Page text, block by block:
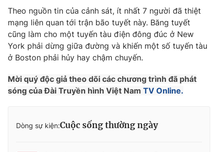
Hậu trường
Nhân vật
Khán giả
Điện ảnh
Âm nhạc
Sao
Đời sống
Du lịch
Chất lượng cuộc sống
Giáo dục
Tuyển sinh
Công nghệ
Sản phẩm
Theo nguồn tin của cảnh sát, ít nhất 7 người đã thiệt
mạng liên quan tới trận bão tuyết này. Băng tuyết
cũng làm cho một tuyến tàu điện đông đúc ở New
York phải dừng giữa đường và khiến một số tuyến tàu
ở Boston phải hủy hay chậm chuyến.
Mời quý độc giả theo dõi các chương trình đã phát
sóng của Đài Truyền hình Việt Nam TV Online.
Dòng sự kiện:Cuộc sống thường ngày